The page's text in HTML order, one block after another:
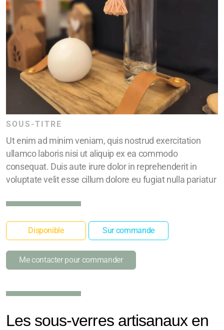
SOUS-TITRE
Ut enim ad minim veniam, quis nostrud exercitation
ullamco laboris nisi ut aliquip ex ea commodo
consequat. Duis aute irure dolor in reprehenderit in
voluptate velit esse cillum dolore eu fugiat nulla pariatur
Disponible Sur commande
Me contacter pour commander
Les sous-verres artisanaux en